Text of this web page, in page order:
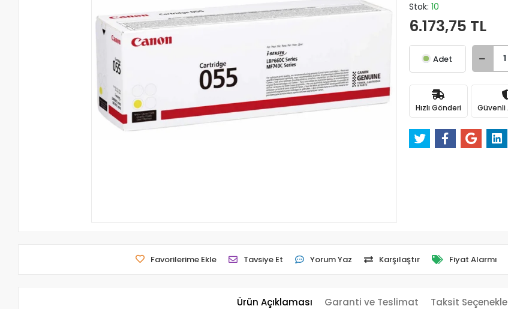
Stok: 10
6.173,75 TL
Adet
Hızlı Gönderi Güvenli
Favorilerime Ekle Tavsiye Et Yorum Yaz Karşılaştır Fiyat Alarmı
Ürün Açıklaması Garanti ve Teslimat Taksit